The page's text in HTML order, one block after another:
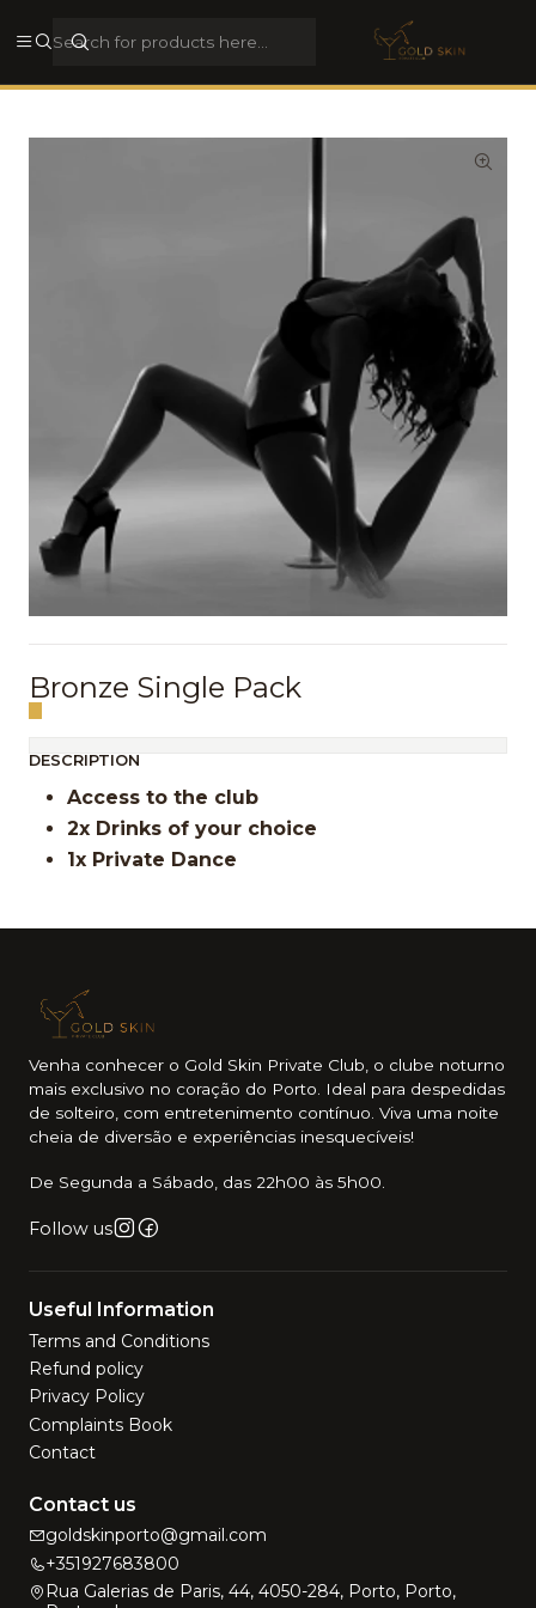
Rua Galerias de Paris, 44, 4050-284, Porto, Porto, Portugal
Bronze Single Pack
DESCRIPTION
Access to the club
2x Drinks of your choice
1x Private Dance
Venha conhecer o Gold Skin Private Club, o clube noturno
mais exclusivo no coração do Porto. Ideal para despedidas
de solteiro, com entretenimento contínuo. Viva uma noite
cheia de diversão e experiências inesquecíveis!
De Segunda a Sábado, das 22h00 às 5h00.
Follow us
Useful Information
Terms and Conditions
Refund policy
Privacy Policy
Complaints Book
Contact
Contact us
goldskinporto@gmail.com
+351927683800
Rua Galerias de Paris, 44, 4050-284, Porto, Porto,